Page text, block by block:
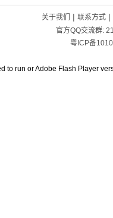
关于我们 | 联系方式|
官方QQ交流群:
粤ICP备
to run or Adobe Flash Player